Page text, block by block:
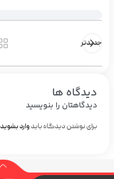
جدیدتر
دیدگاه ها
دیدگاهتان را بنویسید
برای نوشتن دیدگاه باید وارد بشوید